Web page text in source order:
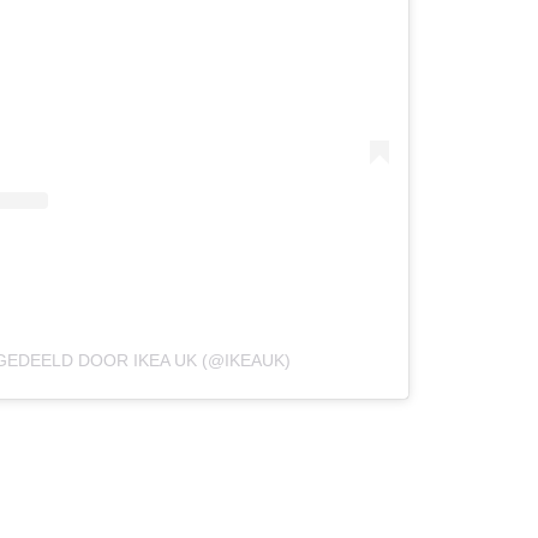
DOOR IKEA UK (@IKEAUK)